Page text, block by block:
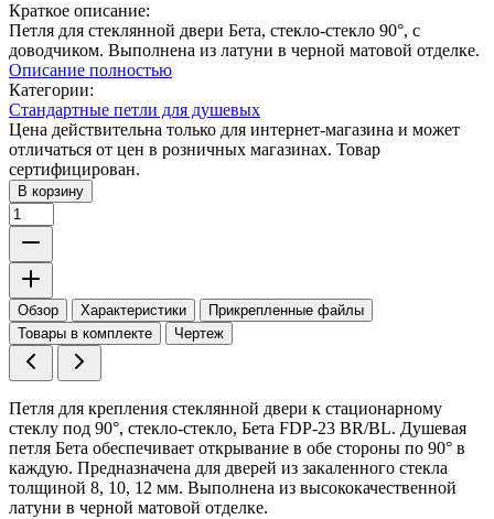
Краткое описание:
Петля для стеклянной двери Бета, стекло-стекло 90°, с
доводчиком. Выполнена из латуни в черной матовой отделке.
Описание полностью
Категории:
Стандартные петли для душевых
Цена действительна только для интернет-магазина и может
отличаться от цен в розничных магазинах. Товар
сертифицирован.
В корзину
Обзор Характеристики
Прикрепленные файлы
Товары в комплекте
Чертеж
Петля для крепления стеклянной двери к стационарному
стеклу под 90°, стекло-стекло, Бета FDP-23 BR/BL. Душевая
петля Бета обеспечивает открывание в обе стороны по 90° в
каждую. Предназначена для дверей из закаленного стекла
толщиной 8, 10, 12 мм. Выполнена из высококачественной
латуни в черной матовой отделке.